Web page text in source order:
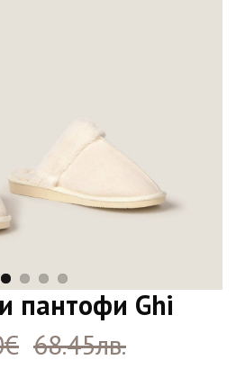
пантофи Ghi
68.45лв.